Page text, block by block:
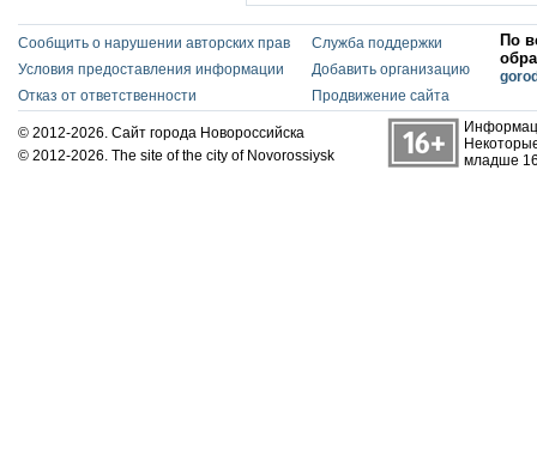
Сообщить о нарушении авторских прав
Условия предоставления информации
Отказ от ответственности
Служба поддержки
Добавить организацию
Продвижение сайта
По
© 2012-2026. Сайт города Новороссийска
© 2012-2026. The site of the city of Novorossiysk
младше